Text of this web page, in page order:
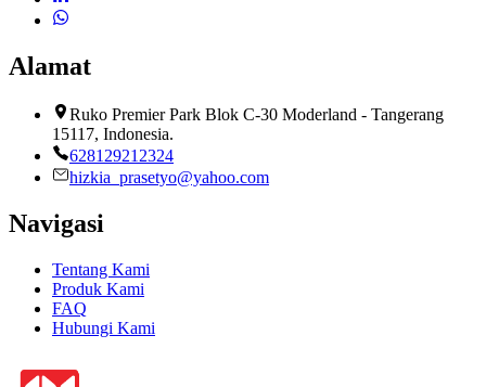
Alamat
Ruko Premier Park Blok C-30 Moderland - Tangerang
15117, Indonesia.
628129212324
hizkia_prasetyo@yahoo.com
Navigasi
Tentang Kami
Produk Kami
FAQ
Hubungi Kami